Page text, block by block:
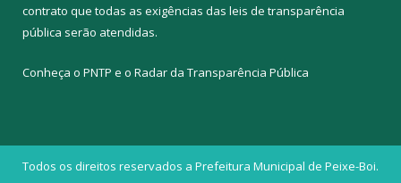
contrato que todas as exigências das leis de transparência
pública serão atendidas.
Conheça o PNTP e o Radar da Transparência Pública
Todos os direitos reservados a Prefeitura Municipal de Peixe-Boi.